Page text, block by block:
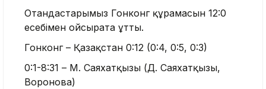
Отандастарымыз Гонконг құрамасын 12:0
есебімен ойсырата ұтты.
Гонконг – Қазақстан 0:12 (0:4, 0:5, 0:3)
0:1-8:31 – М. Саяхатқызы (Д. Саяхатқызы,
Воронова)